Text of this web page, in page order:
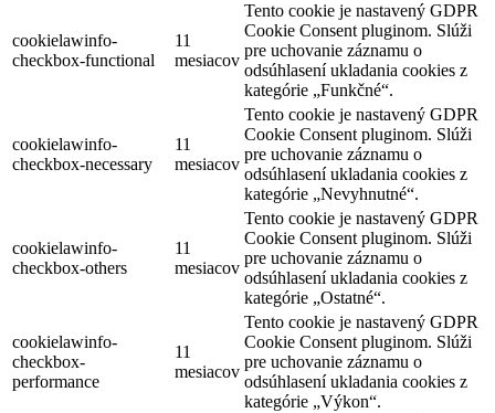
cookielawinfo-
checkbox-functional
11
mesiacov
Tento cookie je nastavený GDPR
Cookie Consent pluginom. Slúži
pre uchovanie záznamu o
odsúhlasení ukladania cookies z
kategórie „Funkčné“.
cookielawinfo-
checkbox-necessary
11
mesiacov
Tento cookie je nastavený GDPR
Cookie Consent pluginom. Slúži
pre uchovanie záznamu o
odsúhlasení ukladania cookies z
kategórie „Nevyhnutné“.
cookielawinfo-
checkbox-others
11
mesiacov
Tento cookie je nastavený GDPR
Cookie Consent pluginom. Slúži
pre uchovanie záznamu o
odsúhlasení ukladania cookies z
kategórie „Ostatné“.
cookielawinfo-
checkbox-
performance
11
mesiacov
Tento cookie je nastavený GDPR
Cookie Consent pluginom. Slúži
pre uchovanie záznamu o
odsúhlasení ukladania cookies z
kategórie „Výkon“.